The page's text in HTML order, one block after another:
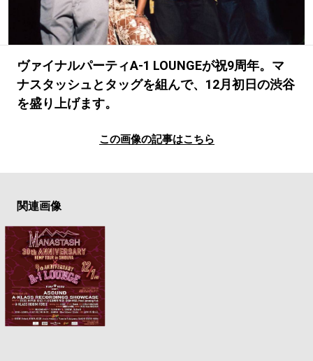
#ととけん #FASHION #MOVIE
#LIFESTYLE #SNEAKER
ヴァイナルパーティA-1 LOUNGEが祝9周年。マ
ナスタッシュとタッグを組んで、12月初日の渋谷
を盛り上げます。
この画像の記事はこちら
関連画像